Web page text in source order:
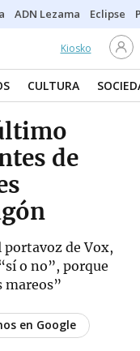
ADN Lezama Eclipse
Kiosko
CULTURA
de
portavoz de Vox,
o no”, porque
mareos”
en Google